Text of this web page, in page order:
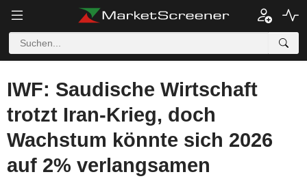
IWF: Saudische Wirtschaft
trotzt Iran-Krieg, doch
Wachstum könnte sich 2026
auf 2% verlangsamen